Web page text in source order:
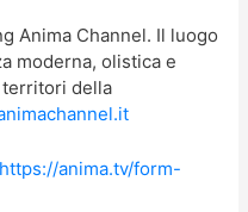
Anima Channel. Il luogo
moderna, olistica e
territori della
https://anima.tv/form-